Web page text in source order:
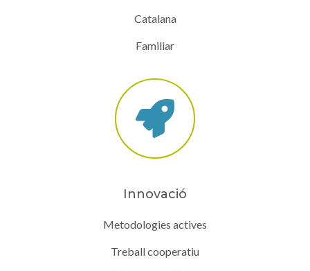
Catalana
Familiar
Innovació
Metodologies actives
Treball cooperatiu